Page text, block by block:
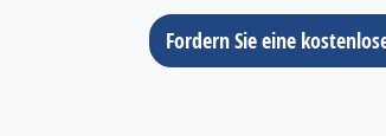
Fordern Sie eine